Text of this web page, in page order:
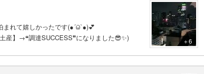
まれて嬉しかったです(●´ϖ`●)💕
】→❝調達SUCCESS❞になりました😎✨)
＋6